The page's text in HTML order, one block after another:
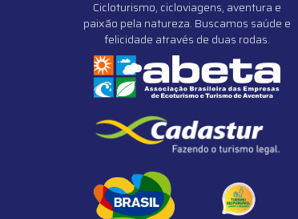
Cicloturismo, cicloviagens, aventura e
paixão pela natureza. Buscamos saúde e
felicidade através de duas rodas.